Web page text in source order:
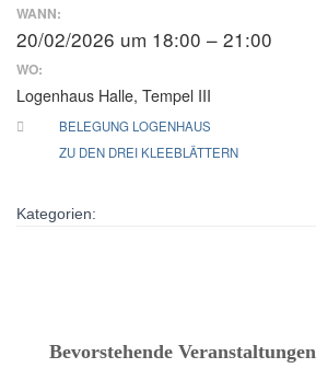
WANN:
20/02/2026 um 18:00 – 21:00
WO:
Logenhaus Halle, Tempel III
BELEGUNG LOGENHAUS
ZU DEN DREI KLEEBLÄTTERN
Kategorien:
Bevorstehende Veranstaltungen